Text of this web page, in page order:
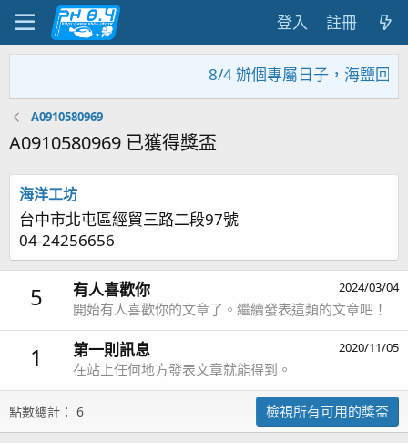
登入 註冊
8/4 辦個專屬日子，海鹽回
A0910580969
A0910580969 已獲得獎盃
海洋工坊
台中市北屯區經貿三路二段97號
04-24256656
5 2024/03/04
有人喜歡你
開始有人喜歡你的文章了。繼續發表這類的文章吧！
1 2020/11/05
第一則訊息
在站上任何地方發表文章就能得到。
點數總計： 6 檢視所有可用的獎盃